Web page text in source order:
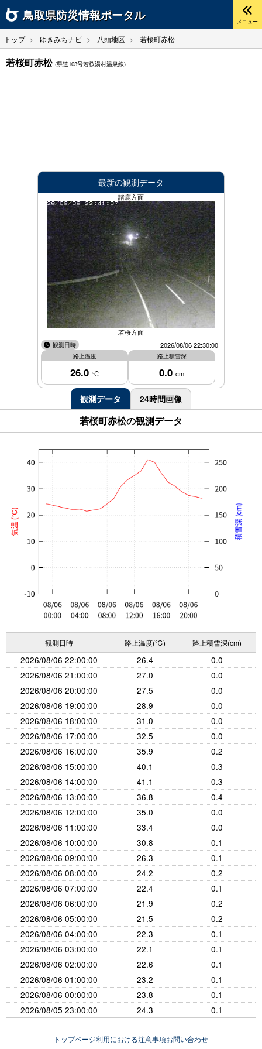
鳥取県防災情報ポータル メニュー
トップ ゆきみちナビ 八頭地区 若桜町赤松
若桜町赤松 (県道103号若桜湯村温泉線)
最新の観測データ
諸鹿方面
若桜方面
観測日時 2026/08/06 22:30:00
路上温度
26.0 ℃
路上積雪深
0.0 cm
観測データ 24時間画像
若桜町赤松の観測データ
観測日時 路上温度(℃) 路上積雪深(cm)
2026/08/06 22:00:00 26.4
0.0
2026/08/06 21:00:00
27.0
0.0
2026/08/06 20:00:00
27.5
0.0
2026/08/06 19:00:00
28.9
0.0
2026/08/06 18:00:00
31.0
0.0
2026/08/06 17:00:00
32.5
0.0
2026/08/06 16:00:00
35.9
0.2
2026/08/06 15:00:00
40.1
0.3
2026/08/06 14:00:00
41.1
0.3
2026/08/06 13:00:00
36.8
0.4
2026/08/06 12:00:00
35.0
0.0
2026/08/06 11:00:00
33.4
0.0
2026/08/06 10:00:00
30.8
0.1
2026/08/06 09:00:00
26.3
0.1
2026/08/06 08:00:00
24.2
0.2
2026/08/06 07:00:00
22.4
0.1
2026/08/06 06:00:00
21.9
0.2
2026/08/06 05:00:00
21.5
0.2
2026/08/06 04:00:00
22.3
0.1
2026/08/06 03:00:00
22.1
0.1
2026/08/06 02:00:00
22.6
0.1
2026/08/06 01:00:00
23.2
0.1
2026/08/06 00:00:00
23.8
0.1
2026/08/05 23:00:00
24.3 0.1
トップページ利用における注意事項お問い合わせ